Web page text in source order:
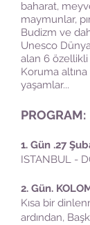
baharat,
maymunlar,
Budizm ve
Unesco
alan 6 özellikli
Koruma altına
yaşamlar...
PROGRAM:
1. Gün .27
ISTANBUL -
2. Gün.
Kısa bir
ardından,